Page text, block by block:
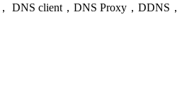
DNS client，DNS Proxy，DDNS，